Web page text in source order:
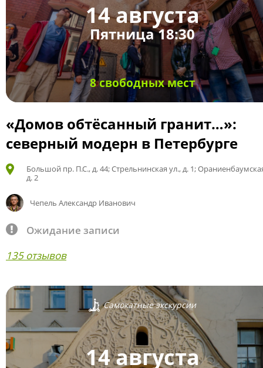
14 августа
Пятница 18:30
8 свободных мест
«Домов обтёсанный гранит…»:
северный модерн в Петербурге
Большой пр. П.С., д. 44; Стрельнинская ул., д. 1;
д. 2
Чепель Александр Иванович
Ожидание записи
135 отзывов
Самокатные экскурсии
14 августа